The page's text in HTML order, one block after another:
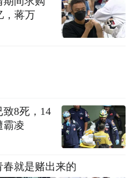
，蒋万
8死，14
霸凌
就是赌出来的